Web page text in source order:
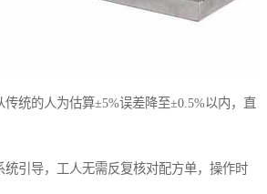
传统的人为估算±5%误差降至±0.5%以内，直
统引导，工人无需反复核对配方单，操作时